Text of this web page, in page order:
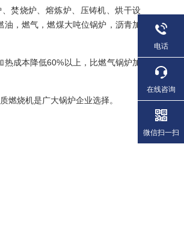
、焚烧炉 熔炼炉 压铸机 、烘干设
油，燃气，燃煤大吨位锅炉，沥青加
热成本降低60%以上，比燃气锅炉加
燃烧机是广大锅炉企业选择。
电话
在线咨询
微信扫一扫